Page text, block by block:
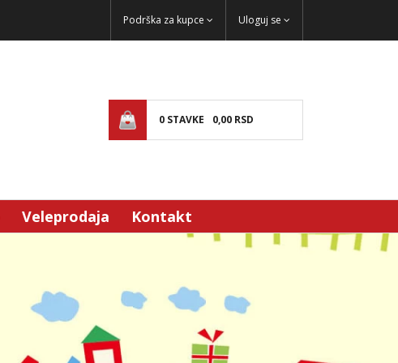
Podrška za kupce Uloguj se
0 STAVKE 0,00 RSD
Veleprodaja Kontakt